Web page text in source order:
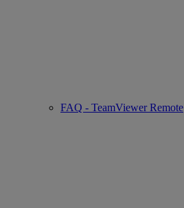
FAQ - TeamViewer Remote